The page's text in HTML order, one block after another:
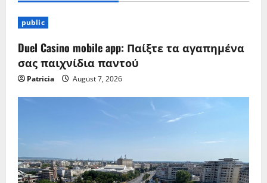
public
Duel Casino mobile app: Παίξτε τα αγαπημένα
σας παιχνίδια παντού
Patricia August 7, 2026